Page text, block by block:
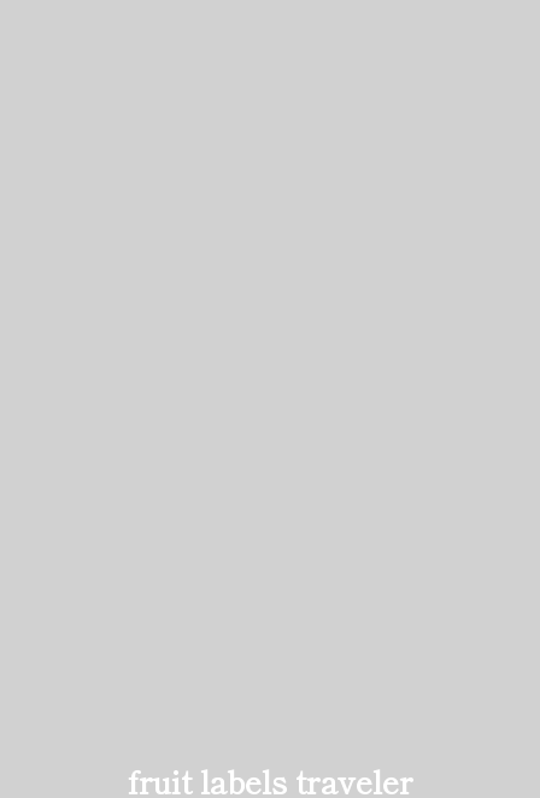
fruit labels traveler